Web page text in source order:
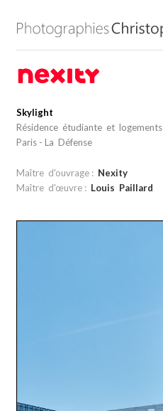
Skylight
Résidence étudiante et logements
Paris - La Défense
Maître d'ouvrage : Nexity
Maître d'œuvre : Louis Paillard